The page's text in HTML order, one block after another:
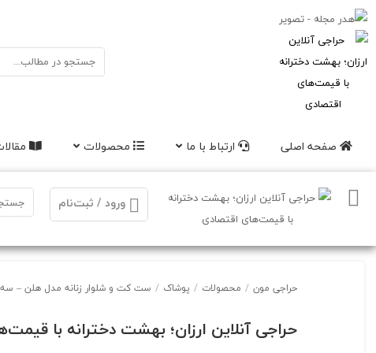
صفحه اصلی ارتباط با ما محصولات
ورود / ثبت‌نام
حراجی مون / محصولات / پوشاک / ست کت و شلوار زنانه مدل هلن – سه
حراجی آنلاین ارزان؛ بهشت دخترانه با